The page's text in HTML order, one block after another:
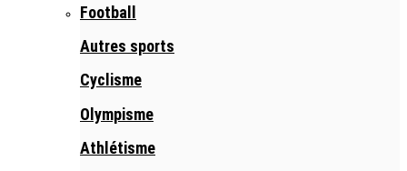
Football
Autres sports
Cyclisme
Olympisme
Athlétisme